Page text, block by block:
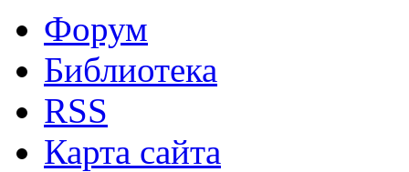
Форум
Библиотека
RSS
Карта сайта